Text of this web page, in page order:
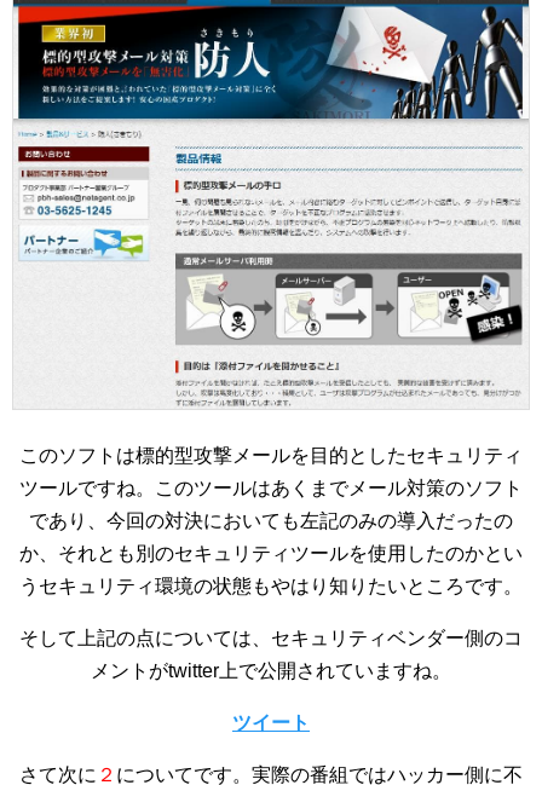
このソフトは標的型攻撃メールを目的としたセキュリティ
ツールですね。このツールはあくまでメール対策のソフト
であり、今回の対決においても左記のみの導入だったの
か、それとも別のセキュリティツールを使用したのかとい
うセキュリティ環境の状態もやはり知りたいところです。
そして上記の点については、セキュリティベンダー側のコ
メントがtwitter上で公開されていますね。
ツイート
さて次に ２ についてです。実際の番組ではハッカー側に不